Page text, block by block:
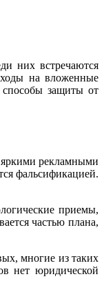
них встречаются
на вложенные
способы защиты от
яркими рекламными
фальсификацией.
приемы,
частью плана,
многие из таких
нет юридической